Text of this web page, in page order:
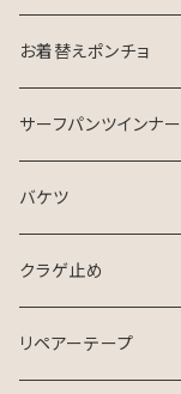
お着替えポンチョ
サーフパンツインナー
バケツ
クラゲ止め
リペアーテープ